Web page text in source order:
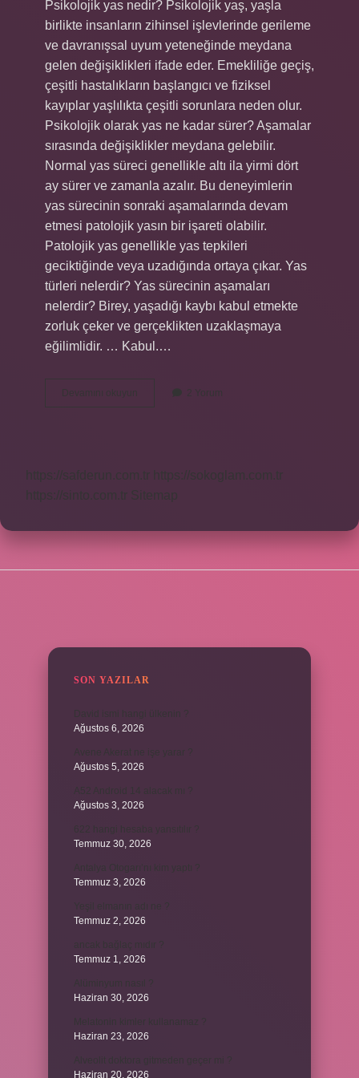
Psikolojik yas nedir? Psikolojik yaş, yaşla
birlikte insanların zihinsel işlevlerinde gerileme
ve davranışsal uyum yeteneğinde meydana
gelen değişiklikleri ifade eder. Emekliliğe geçiş,
çeşitli hastalıkların başlangıcı ve fiziksel
kayıplar yaşlılıkta çeşitli sorunlara neden olur.
Psikolojik olarak yas ne kadar sürer? Aşamalar
sırasında değişiklikler meydana gelebilir.
Normal yas süreci genellikle altı ila yirmi dört
ay sürer ve zamanla azalır. Bu deneyimlerin
yas sürecinin sonraki aşamalarında devam
etmesi patolojik yasın bir işareti olabilir.
Patolojik yas genellikle yas tepkileri
geciktiğinde veya uzadığında ortaya çıkar. Yas
türleri nelerdir? Yas sürecinin aşamaları
nelerdir? Birey, yaşadığı kaybı kabul etmekte
zorluk çeker ve gerçeklikten uzaklaşmaya
eğilimlidir. … Kabul.…
Devamını okuyun
Psikolojik
Yas
2 Yorum
https://safderun.com.tr
https://sokoglam.com.tr
https://sinto.com.tr Sitemap
SON YAZILAR
Ağustos 6, 2026
Ağustos 5, 2026
Ağustos 3, 2026
Temmuz 30, 2026
Temmuz 3, 2026
Temmuz 2, 2026
Temmuz 1, 2026
Haziran 30, 2026
Haziran 23, 2026
Haziran 20, 2026